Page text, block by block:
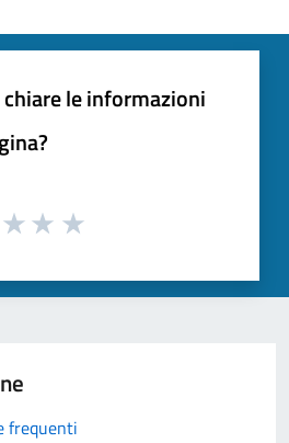
le informazioni
frequenti